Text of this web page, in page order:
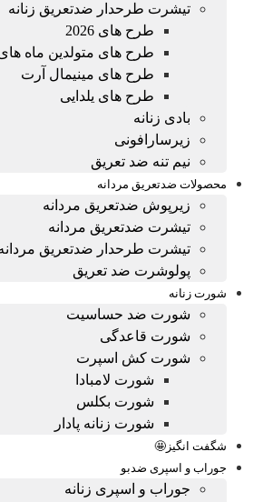
تیشرت طرحدار ضدتعریق زنانه
طرح های 2026
طرح های متولدین ماه
طرح های مینیمال آرت
طرح های یلدایی
بادی زنانه
زیرسارافونی
نیم تنه ضد تعریق
محصولات ضدتعریق مردانه
زیرپوش ضدتعریق مردانه
تیشرت ضدتعریق مردانه
تیشرت طرحدار ضدتعریق
پولوشرت ضد تعریق
شورت زنانه
شورت ضد حساسیت
شورت قاعدگی
شورت کش اسپرت
شورت لامبادا
شورت بکلس
شورت زنانه پادار
شگفت انگیز🤩
جوراب و اسپری ضدبو
جوراب و اسپری زنانه